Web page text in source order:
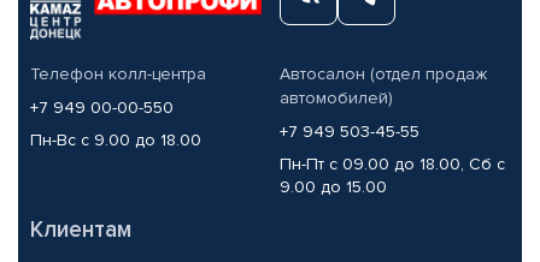
Телефон колл-центра
+7 949 00-00-550
Пн-Вс с 9.00 до 18.00
Автосалон (отдел продаж
автомобилей)
+7 949 503-45-55
Пн-Пт с 09.00 до 18.00, Сб с
9.00 до 15.00
Клиентам